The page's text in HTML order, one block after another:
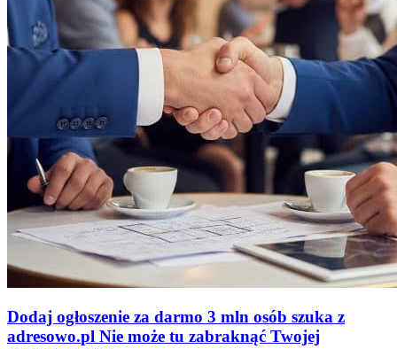
Dodaj ogłoszenie za darmo 3 mln osób szuka z
adresowo.pl Nie może tu zabraknąć Twojej